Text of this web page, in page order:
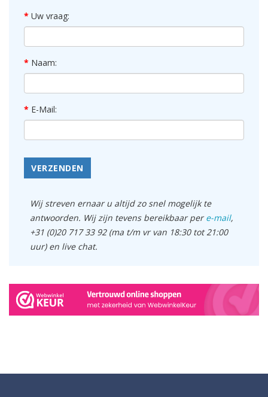
Uw vraag:
Naam:
E-Mail:
VERZENDEN
Wij streven ernaar u altijd zo snel mogelijk te
antwoorden. Wij zijn tevens bereikbaar pere-mail,
+31 (0)20 717 33 92 (ma t/m vr van 18:30 tot 21:00
uur) en live chat.